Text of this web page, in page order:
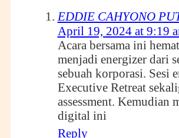
EDDIE CAHYONO
April 19, 2024 at 9:19
Acara bersama ini
menjadi energizer dari
sebuah korporasi. Sesi
Executive Retreat
assessment. Kemudian
digital ini
Reply